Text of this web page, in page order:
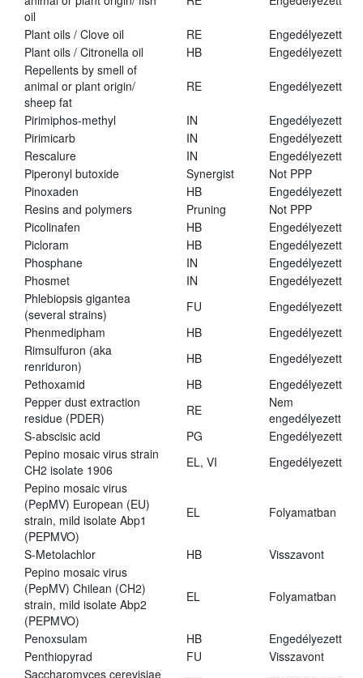
oil
Plant oils / Clove oil RE
Engedélyezett
Plant oils / Citronella oil
HB
Engedélyezett
Repellents by smell of
animal or plant origin/
sheep fat
RE Engedélyezett
Pirimiphos-methyl IN
Engedélyezett
Pirimicarb
IN
Engedélyezett
Rescalure
IN
Engedélyezett
Piperonyl butoxide
Synergist
Not PPP
Pinoxaden
HB
Engedélyezett
Resins and polymers
Pruning
Not PPP
Picolinafen
HB
Engedélyezett
Picloram
HB
Engedélyezett
Phosphane
IN
Engedélyezett
Phosmet
IN
Engedélyezett
Phlebiopsis gigantea
(several strains)
FU
Engedélyezett
Phenmedipham
HB
Engedélyezett
Rimsulfuron (aka
renriduron)
HB
Engedélyezett
Pethoxamid
HB
Engedélyezett
Pepper dust extraction
residue (PDER)
RE
Nem
engedélyezett
S-abscisic acid
PG
Engedélyezett
Pepino mosaic virus strain
CH2 isolate 1906
EL, VI
Engedélyezett
Pepino mosaic virus
(PepMV) European (EU)
strain, mild isolate Abp1
(PEPMVO)
EL Folyamatban
S-Metolachlor HB
Visszavont
Pepino mosaic virus
(PepMV) Chilean (CH2)
strain, mild isolate Abp2
(PEPMVO)
EL Folyamatban
Penoxsulam HB
Engedélyezett
Penthiopyrad
FU
Visszavont
Saccharomyces cerevisiae